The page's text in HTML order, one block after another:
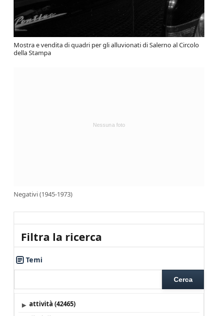
Mostra e vendita di quadri per gli alluvionati di Salerno al Circolo
della Stampa
Negativi (1945-1973)
Filtra la ricerca
Temi
Cerca
▸ attività (42465)